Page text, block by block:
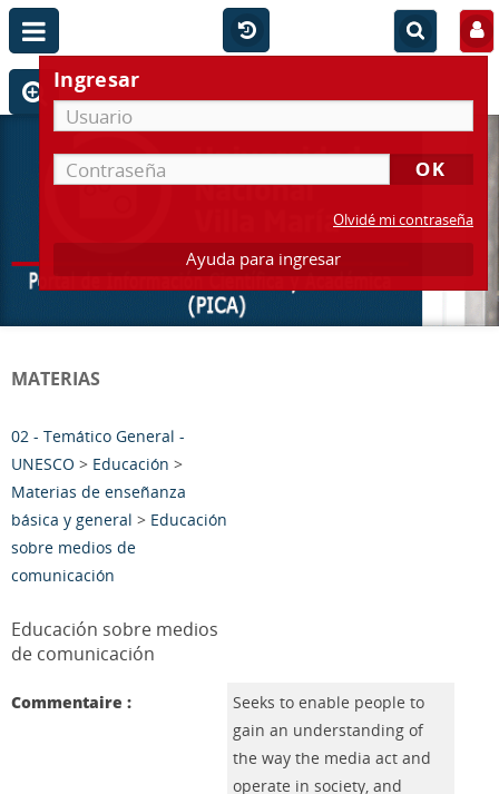
Ingresar
Olvidé mi contraseña
Ayuda para ingresar
MATERIAS
02 - Temático General -
UNESCO > Educación >
Materias de enseñanza
básica y general > Educación
sobre medios de
comunicación
Educación sobre medios
de comunicación
Commentaire :
Seeks to enable people to
gain an understanding of
the way the media act and
operate in society, and